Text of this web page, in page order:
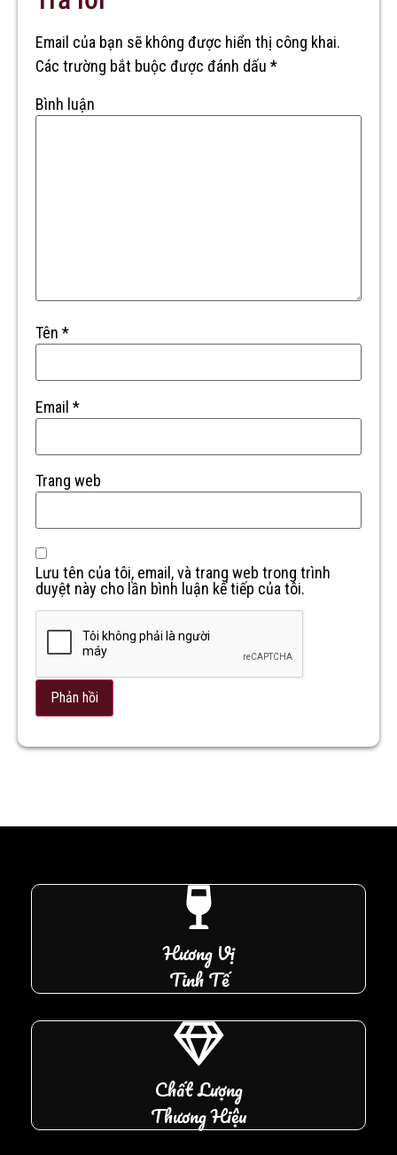
Email của bạn sẽ không được hiển thị công khai.
Các trường bắt buộc được đánh dấu *
Bình luận
Tên *
Email *
Trang web
Lưu tên của tôi, email, và trang web trong trình
duyệt này cho lần bình luận kế tiếp của tôi.
Hương Vị
Tinh Tế
Chất Lượng
Thương Hiệu